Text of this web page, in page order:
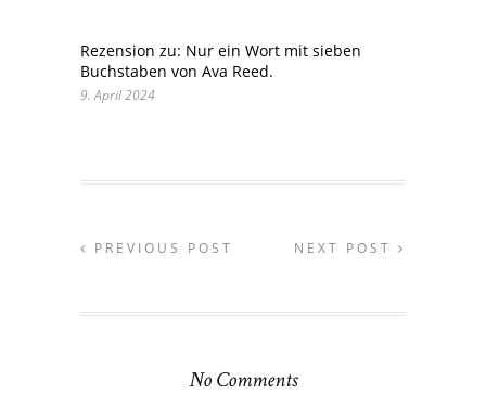
Rezension zu: Nur ein Wort mit sieben
Buchstaben von Ava Reed.
9. April 2024
PREVIOUS POST NEXT POST
No Comments